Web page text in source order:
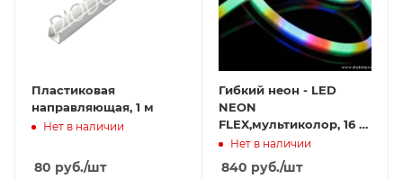
Пластиковая
направляющая, 1 м
Нет в наличии
80 руб./шт
Гибкий неон - LED
NEON
FLEX,мультиколор, 16 *
26 мм, 4 жилы, 3
Нет в наличии
840 руб./шт